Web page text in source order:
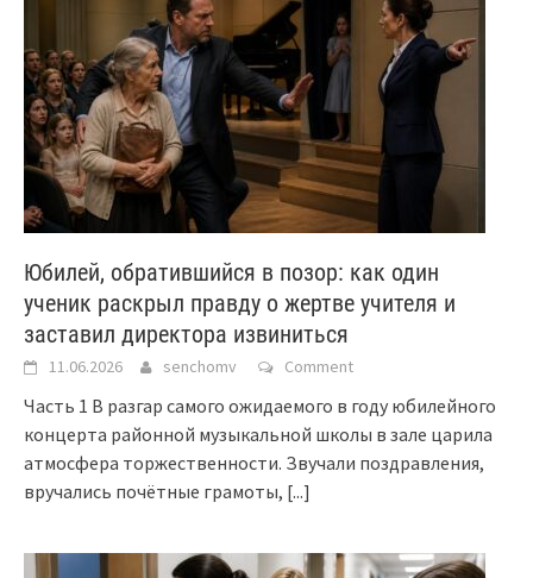
Юбилей, обратившийся в позор: как один
ученик раскрыл правду о жертве учителя и
заставил директора извиниться
11.06.2026 senchomv Comment
Часть 1 В разгар самого ожидаемого в году юбилейного
концерта районной музыкальной школы в зале царила
атмосфера торжественности. Звучали поздравления,
вручались почётные грамоты, [...]